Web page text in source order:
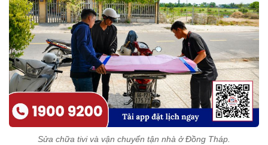
Sửa chữa tivi và vận chuyển tận nhà ở Đồng Tháp.